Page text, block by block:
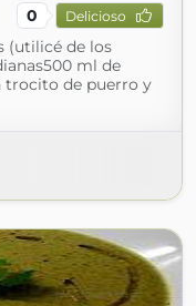
0 Delicioso
(utilicé de los
ml de
trocito de puerro y